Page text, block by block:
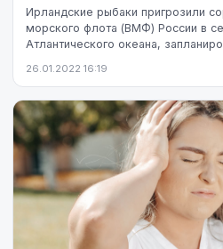
Ирландские рыбаки пригрозили
морского флота (ВМФ) России в
Атлантического океана,
26.01.2022 16:19